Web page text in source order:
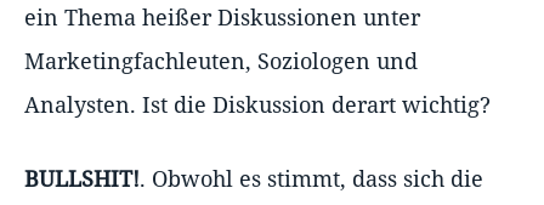
ein Thema heißer Diskussionen unter
Marketingfachleuten, Soziologen und
Analysten. Ist die Diskussion derart wichtig?
BULLSHIT!. Obwohl es stimmt, dass sich die